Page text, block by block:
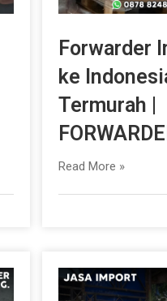
Forwarder
ke
Termurah |
Read More »